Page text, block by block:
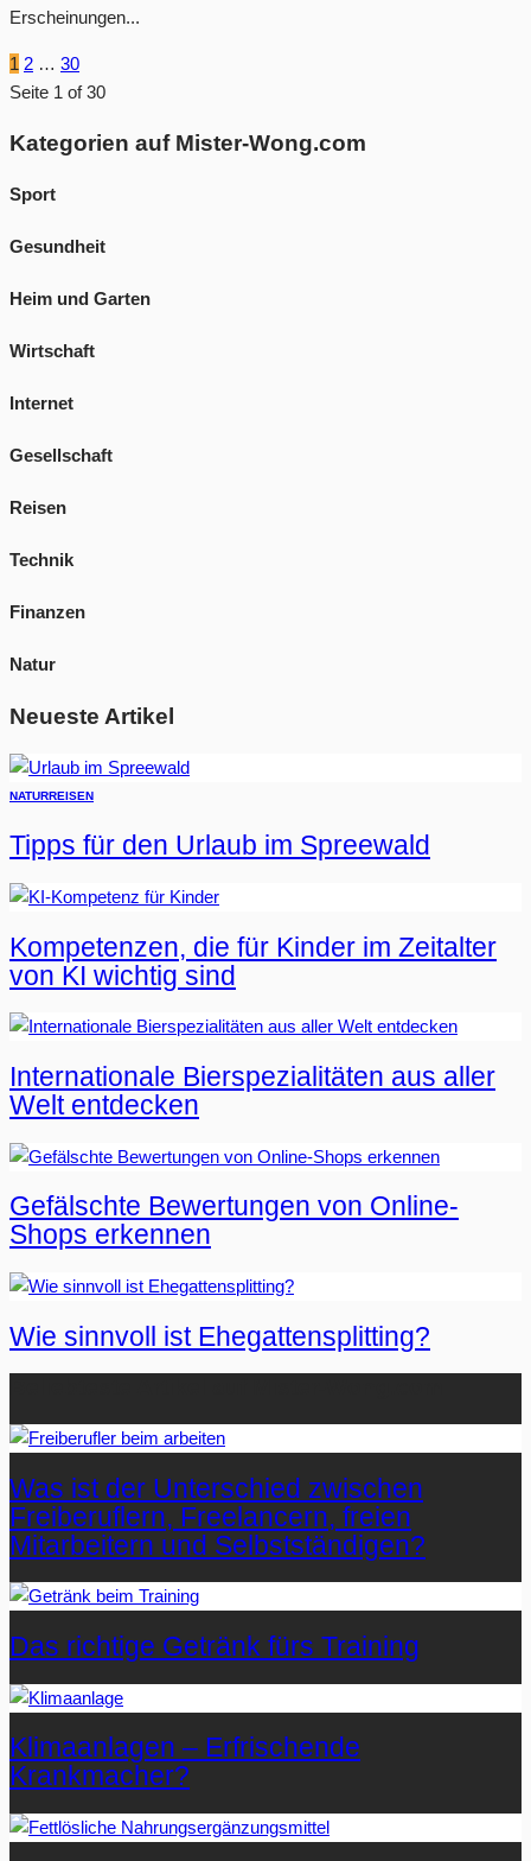
Erscheinungen...
1 2 … 30
Seite 1 of 30
Kategorien auf Mister-Wong.com
Sport
Gesundheit
Heim und Garten
Wirtschaft
Internet
Gesellschaft
Reisen
Technik
Finanzen
Natur
Neueste Artikel
NATURREISEN
Tipps für den Urlaub im Spreewald
Kompetenzen, die für Kinder im Zeitalter
von KI wichtig sind
Internationale Bierspezialitäten aus aller
Welt entdecken
Gefälschte Bewertungen von Online-
Shops erkennen
Wie sinnvoll ist Ehegattensplitting?
Was ist der Unterschied zwischen
Freiberuflern, Freelancern, freien
Mitarbeitern und Selbstständigen?
Das richtige Getränk fürs Training
Klimaanlagen – Erfrischende
Krankmacher?